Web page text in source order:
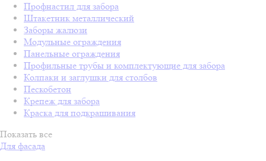
Профнастил для забора
Штакетник металлический
Заборы жалюзи
Модульные ограждения
Панельные ограждения
Профильные трубы и комплектующие для забора
Колпаки и заглушки для столбов
Пескобетон
Крепеж для забора
Краска для подкрашивания
Показать все
Для фасада